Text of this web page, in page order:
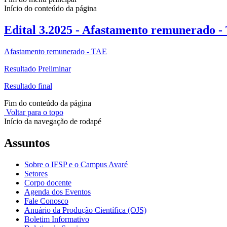
Início do conteúdo da página
Edital 3.2025 - Afastamento remunerado -
Afastamento remunerado - TAE
Resultado Preliminar
Resultado final
Fim do conteúdo da página
Voltar para o topo
Início da navegação de rodapé
Assuntos
Sobre o IFSP e o Campus Avaré
Setores
Corpo docente
Agenda dos Eventos
Fale Conosco
Anuário da Produção Científica (OJS)
Boletim Informativo